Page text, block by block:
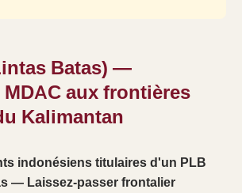
Batas) —
aux frontières
Kalimantan
indonésiens titulaires d'un PLB
— Laissez-passer frontalier